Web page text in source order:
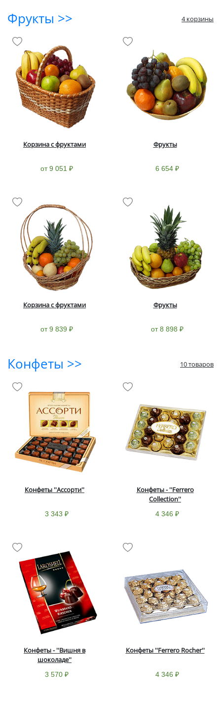
Фрукты >> 4 корзины
Корзина с фруктами
от 9 051 ₽
Фрукты
6 654 ₽
Корзина с фруктами
от 9 839 ₽
Фрукты
от 8 898 ₽
Конфеты >> 10 товаров
Конфеты ''Ассорти''
3 343 ₽
Конфеты - ''Ferrero
Collection''
4 346 ₽
Конфеты - ''Вишня в
шоколаде''
3 570 ₽
Конфеты ''Ferrero Rocher''
4 346 ₽